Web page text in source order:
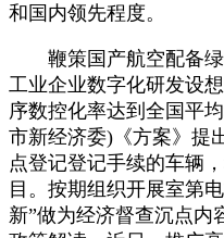
和国内领先程度。
鞭策国产航空配备绿
工业企业数字化研发设
序数控化率达到全国平
市新经济委)《方案》提
点登记登记手续的车辆
目。按期组织开展室第
新”做为经济督查沉点内